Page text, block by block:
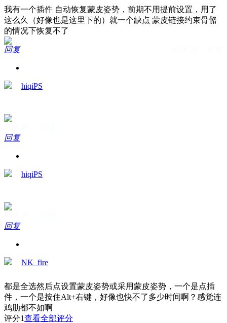
我有一个插件 自动恢复蒙皮姿势，前期不用提前设置，用了
这么久（好像也是这里下的）就一个缺点 蒙皮链接约束骨骼
的情况下恢复不了
回复
hiqiPS
回复
hiqiPS
回复
NK_fire
都是全选然后点设置蒙皮姿势或采用蒙皮姿势，一个是点插
件，一个是按住Alt+右键，好像也快不了多少时间啊？感觉连
鸡肋都不如啊
评分1查看全部评分